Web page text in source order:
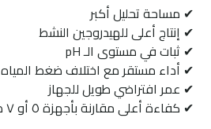
✔ مساحة تحليل أكبر
✔ إنتاج أعلى للهيدروجين النشط
✔ ثبات في مستوى الـ pH
✔ أداء مستقر مع اختلاف ضغط المياه
✔ عمر افتراضي طويل للجهاز
✔ كفاءة أعلى مقارنة بأجهزة ٥ أو ٧ صفائح